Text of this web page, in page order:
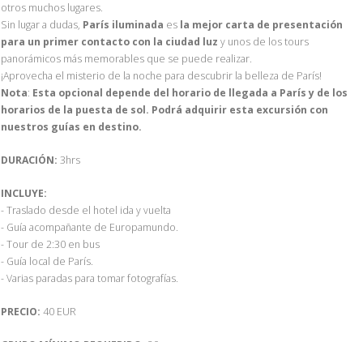
otros muchos lugares.
Sin lugar a dudas, París iluminada es la mejor carta de presentación
para un primer contacto con la ciudad luz y unos de los tours
panorámicos más memorables que se puede realizar.
¡Aprovecha el misterio de la noche para descubrir la belleza de París!
Nota: Esta opcional depende del horario de llegada a París y de los
horarios de la puesta de sol. Podrá adquirir esta excursión con
nuestros guías en destino.
DURACIÓN: 3hrs
INCLUYE:
- Traslado desde el hotel ida y vuelta
- Guía acompañante de Europamundo.
- Tour de 2:30 en bus
- Guía local de París.
- Varias paradas para tomar fotografías.
PRECIO: 40 EUR